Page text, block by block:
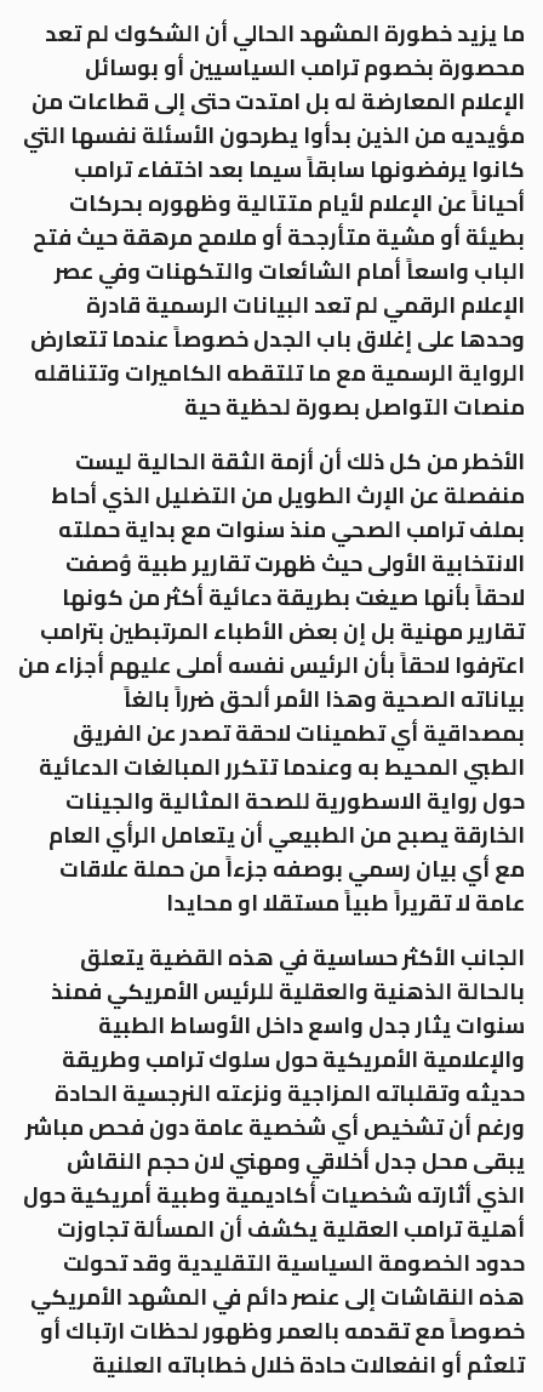
ما يزيد خطورة المشهد الحالي أن الشكوك لم تعد
محصورة بخصوم ترامب السياسيين أو بوسائل
الإعلام المعارضة له بل امتدت حتى إلى قطاعات من
مؤيديه من الذين بدأوا يطرحون الأسئلة نفسها التي
كانوا يرفضونها سابقاً سيما بعد اختفاء ترامب
أحياناً عن الإعلام لأيام متتالية وظهوره بحركات
بطيئة أو مشية متأرجحة أو ملامح مرهقة حيث فتح
الباب واسعاً أمام الشائعات والتكهنات وفي عصر
الإعلام الرقمي لم تعد البيانات الرسمية قادرة
وحدها على إغلاق باب الجدل خصوصاً عندما تتعارض
الرواية الرسمية مع ما تلتقطه الكاميرات وتتناقله
منصات التواصل بصورة لحظية حية
الأخطر من كل ذلك أن أزمة الثقة الحالية ليست
منفصلة عن الإرث الطويل من التضليل الذي أحاط
بملف ترامب الصحي منذ سنوات مع بداية حملته
الانتخابية الأولى حيث ظهرت تقارير طبية وُصفت
لاحقاً بأنها صيغت بطريقة دعائية أكثر من كونها
تقارير مهنية بل إن بعض الأطباء المرتبطين بترامب
اعترفوا لاحقاً بأن الرئيس نفسه أملى عليهم أجزاء من
بياناته الصحية وهذا الأمر ألحق ضرراً بالغاً
بمصداقية أي تطمينات لاحقة تصدر عن الفريق
الطبي المحيط به وعندما تتكرر المبالغات الدعائية
حول رواية الاسطورية للصحة المثالية والجينات
الخارقة يصبح من الطبيعي أن يتعامل الرأي العام
مع أي بيان رسمي بوصفه جزءاً من حملة علاقات
عامة لا تقريراً طبياً مستقلا او محايدا
الجانب الأكثر حساسية في هذه القضية يتعلق
بالحالة الذهنية والعقلية للرئيس الأمريكي فمنذ
سنوات يثار جدل واسع داخل الأوساط الطبية
والإعلامية الأمريكية حول سلوك ترامب وطريقة
حديثه وتقلباته المزاجية ونزعته النرجسية الحادة
ورغم أن تشخيص أي شخصية عامة دون فحص مباشر
يبقى محل جدل أخلاقي ومهني لان حجم النقاش
الذي أثارته شخصيات أكاديمية وطبية أمريكية حول
أهلية ترامب العقلية يكشف أن المسألة تجاوزت
حدود الخصومة السياسية التقليدية وقد تحولت
هذه النقاشات إلى عنصر دائم في المشهد الأمريكي
خصوصاً مع تقدمه بالعمر وظهور لحظات ارتباك أو
تلعثم أو انفعالات حادة خلال خطاباته العلنية